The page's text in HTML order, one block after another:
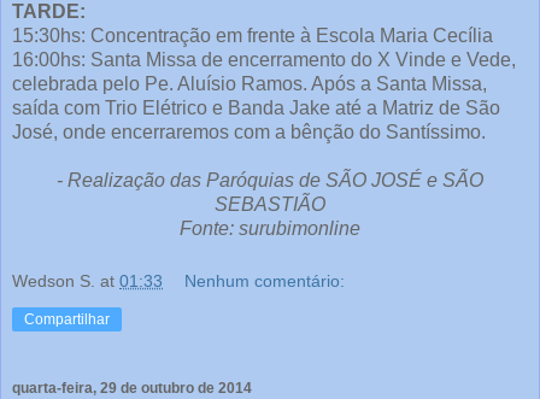
TARDE:
15:30hs: Concentração em frente à Escola Maria Cecília
16:00hs: Santa Missa de encerramento do X Vinde e Vede,
celebrada pelo Pe. Aluísio Ramos. Após a Santa Missa,
saída com Trio Elétrico e Banda Jake até a Matriz de São
José, onde encerraremos com a bênção do Santíssimo.
- Realização das Paróquias de SÃO JOSÉ e SÃO
SEBASTIÃO
Fonte: surubimonline
Wedson S. at 01:33 Nenhum comentário:
Compartilhar
quarta-feira, 29 de outubro de 2014